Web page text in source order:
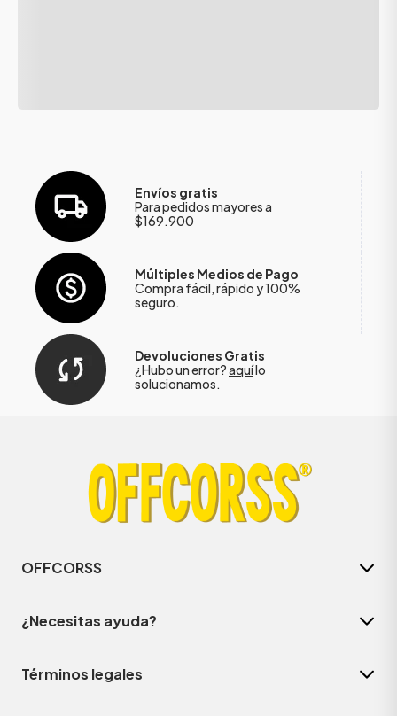
Envíos gratis
Para pedidos mayores a
$169.900
Múltiples Medios de Pago
Compra fácil, rápido y 100%
seguro.
Devoluciones Gratis
¿Hubo un error?aquílo
solucionamos.
OFFCORSS
¿Necesitas ayuda?
Términos legales